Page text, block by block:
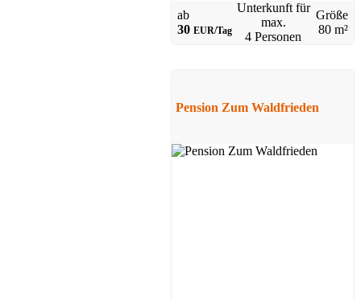
ab
30 EUR/Tag
Unterkunft für
max.
4 Personen
Größe
80 m²
Pension Zum Waldfrieden